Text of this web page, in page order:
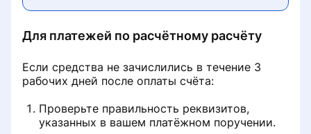
Для платежей по расчётному расчёту
Если средства не зачислились в течение 3
рабочих дней после оплаты счёта:
Проверьте правильность реквизитов,
указанных в вашем платёжном поручении.